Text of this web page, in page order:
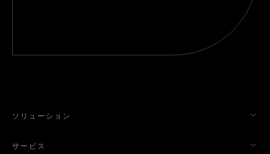
ソリューション
サービス